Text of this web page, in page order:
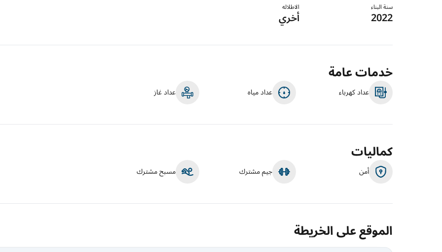
سنة البناء
2022
الاطلاله
أخري
خدمات عامة
عداد كهرباء عداد مياه عداد غاز
كماليات
أمن جيم مشترك مسبح مشترك
الموقع على الخريطة